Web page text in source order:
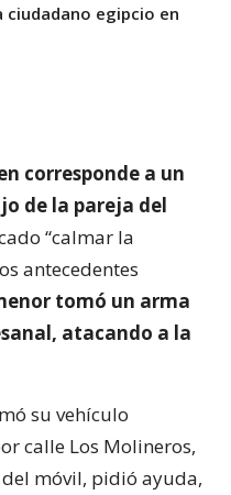
ciudadano egipcio en
corresponde a un
de la pareja del
“calmar la
antecedentes
tomó un arma
atacando a la
su vehículo
calle Los Molineros,
móvil, pidió ayuda,